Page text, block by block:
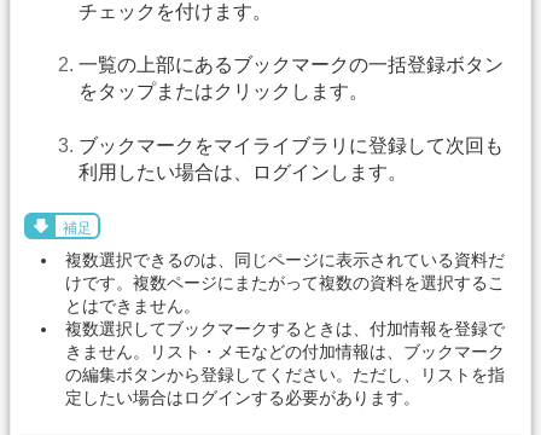
チェックを付けます。
一覧の上部にあるブックマークの一括登録ボタン
をタップまたはクリックします。
ブックマークをマイライブラリに登録して次回も
利用したい場合は、ログインします。
補足
複数選択できるのは、同じページに表示されている資料だ
けです。複数ページにまたがって複数の資料を選択するこ
とはできません。
複数選択してブックマークするときは、付加情報を登録で
きません。リスト・メモなどの付加情報は、ブックマーク
の編集ボタンから登録してください。ただし、リストを指
定したい場合はログインする必要があります。